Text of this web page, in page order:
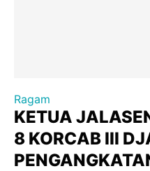
Ragam
KETUA
8 KORCAB III